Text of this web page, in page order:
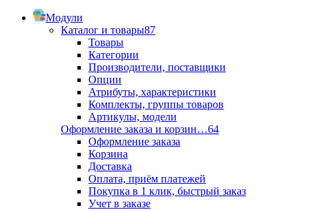
Модули
Каталог и товары87
Товары
Категории
Производители, поставщики
Опции
Атрибуты, характеристики
Комплекты, группы товаров
Артикулы, модели
Оформление заказа и корзин…64
Оформление заказа
Корзина
Доставка
Оплата, приём платежей
Покупка в 1 клик, быстрый заказ
Учет в заказе